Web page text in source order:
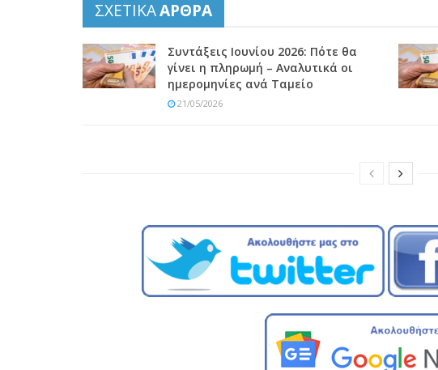
ΣΧΕΤΙΚΑΑΡΘΡΑ
Συντάξεις Ιουνίου 2026: Πότε θα
γίνει η πληρωμή – Αναλυτικά οι
ημερομηνίες ανά Ταμείο
21/05/2026